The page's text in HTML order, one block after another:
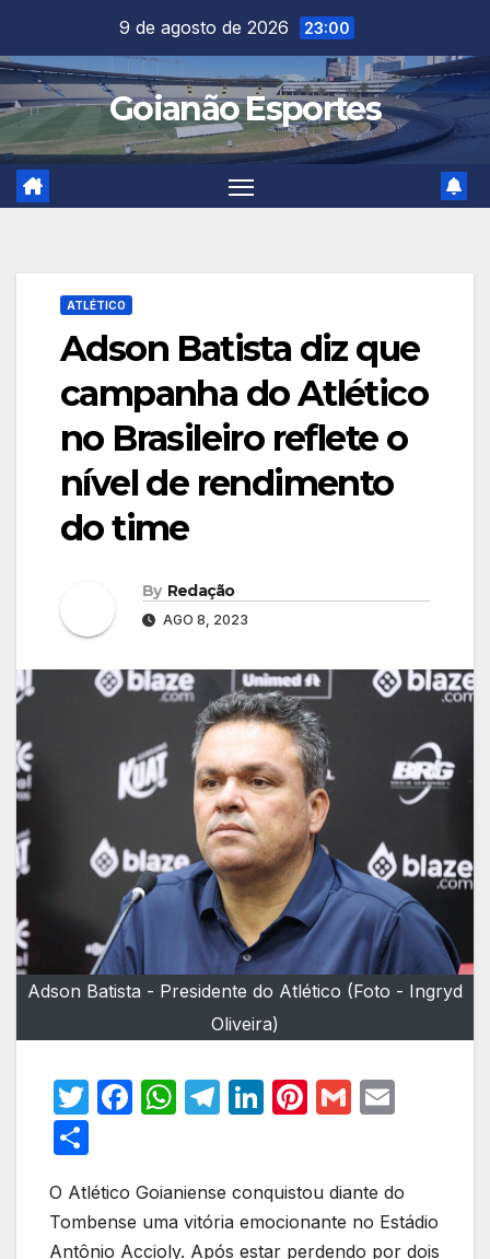
content
9 de agosto de 2026 23:00
Goianão Esportes
ATLÉTICO
Adson Batista diz que
campanha do Atlético
no Brasileiro reflete o
nível de rendimento
do time
By Redação
AGO 8, 2023
Adson Batista - Presidente do Atlético (Foto - Ingryd
Oliveira)
T
er
F
e
b
W
s
A
T
gr
a
Li
e
dI
Pi
e
st
G
ar
e
O Atlético Goianiense conquistou diante do
Tombense uma vitória emocionante no Estádio
Antônio Accioly. Após estar perdendo por dois